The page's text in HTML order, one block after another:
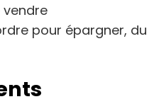
pour épargner, du